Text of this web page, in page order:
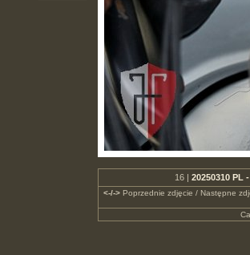
16 | 20250310 PL
<-/->Poprzednie zdjęcie / Następne